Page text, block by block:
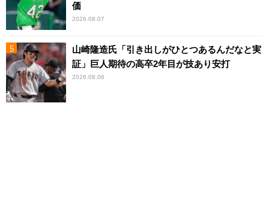
価
2026.08.07
山崎隆造氏「引き出しがひとつあるんだなと実
証」巨人期待の高卒2年目が技あり安打
2026.08.06